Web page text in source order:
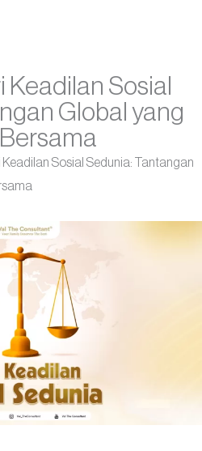
Keadilan Sosial
Global yang
Sosial Sedunia: Tantangan